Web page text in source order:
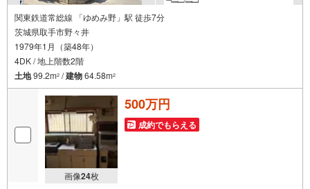
関東鉄道常総線 「ゆめみ野」駅 徒歩7分
茨城県取手市野々井
1979年1月（築48年）
4DK / 地上階数2階
土地99.2m2 /建物64.58m2
画像24枚
500万円
成約でもらえる